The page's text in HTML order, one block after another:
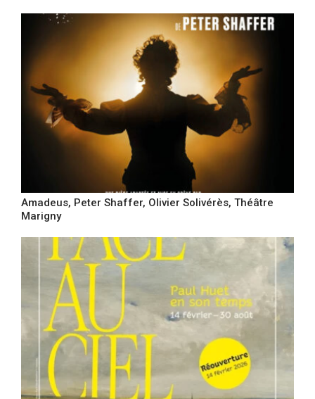
Amadeus, Peter Shaffer, Olivier Solivérès, Théâtre
Marigny